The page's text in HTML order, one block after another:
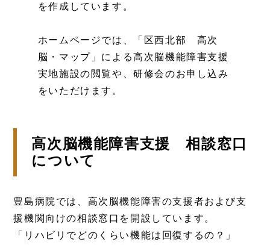
を作成しています。
ホームページでは、「区西北部 高次
脳・マップ」による高次脳機能障害支援
実地施設の閲覧や、研修会のお申し込み
をいただけます。
高次脳機能障害支援 相談窓口
について
豊島病院では、高次脳機能障害の支援者および支
援機関向けの相談窓口を開設しています。
「リハビリでどのくらい機能は回復するの？」